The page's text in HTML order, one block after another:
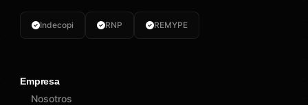
Indecopi RNP REMYPE
Empresa
Nosotros